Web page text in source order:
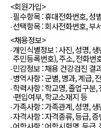
<회원가입>
필수항목 : 휴대전화번호, 성
선택항목 : 회사전화번호, 부
<채용정보>
개인식별정보 : 사진, 성명,
주민등록번호), 주소, 전화번
민감정보 : 채용 건강검진 결
병역사항 : 군별, 병과, 계급,
학력사항 : 학교명, 졸업구분,
·편입여부, 학교소재지 등
가족사항 : 가족관계, 성명,
자격사항 : 자격종류, 등급,